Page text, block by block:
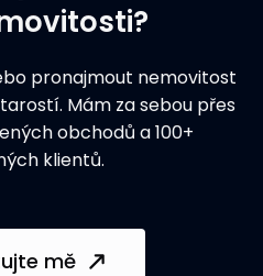
pronajmout nemovitost
Mám za sebou přes
obchodů a 100+
klientů.
mě